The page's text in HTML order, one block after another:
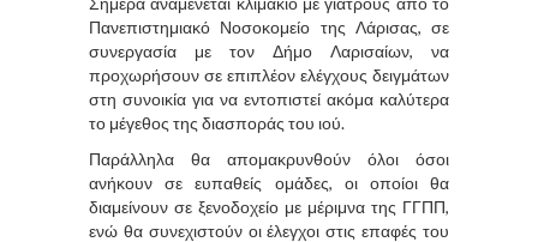
Πανεπιστημιακό Νοσοκομείο της Λάρισας, σε
συνεργασία με τον Δήμο Λαρισαίων, να
προχωρήσουν σε επιπλέον ελέγχους δειγμάτων
στη συνοικία για να εντοπιστεί ακόμα καλύτερα
το μέγεθος της διασποράς του ιού.
Παράλληλα θα απομακρυνθούν όλοι όσοι
ανήκουν σε ευπαθείς ομάδες, οι οποίοι θα
διαμείνουν σε ξενοδοχείο με μέριμνα της ΓΓΠΠ,
ενώ θα συνεχιστούν οι έλεγχοι στις επαφές του